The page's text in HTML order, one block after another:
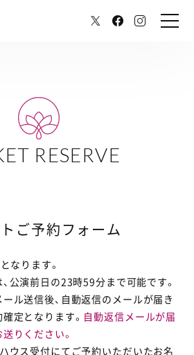
RESERVE
ご予約フォーム
なります。
公演前日の23時59分まで可能です。
ル送信後、自動返信のメールが届き
定となります。 自動返信メールが届
りください。
ウス受付にてご予約いただいたお名